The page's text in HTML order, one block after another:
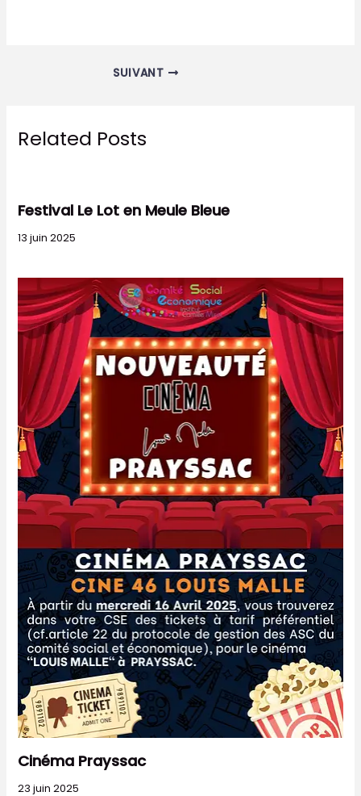
SUIVANT
Related Posts
Festival Le Lot en Meule Bleue
13 juin 2025
Cinéma Prayssac
23 juin 2025